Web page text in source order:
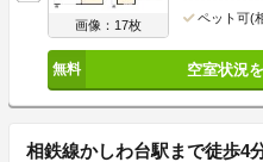
画像：17枚
ペット可(
空室状況
相鉄線かしわ台駅まで徒歩4